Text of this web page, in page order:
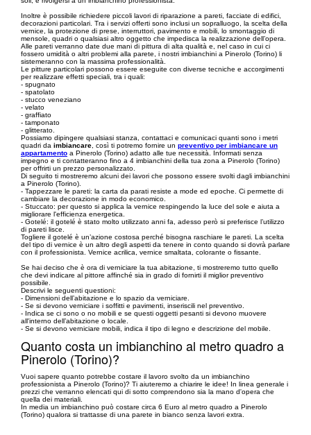
Inoltre è possibile richiedere piccoli lavori di riparazione a pareti, facciate di edifici,
decorazioni particolari. Tra i servizi offerti sono inclusi un sopralluogo, la scelta della
vernice, la protezione di prese, interruttori, pavimento e mobili, lo smontaggio di
mensole, quadri o qualsiasi altro oggetto che impedisca la realizzazione dell’opera.
Alle pareti verranno date due mani di pittura di alta qualità e, nel caso in cui ci
fossero umidità o altri problemi alla parete, i nostri imbianchini a Pinerolo (Torino) li
sistemeranno con la massima professionalità.
Le pitture particolari possono essere eseguite con diverse tecniche e accorgimenti
per realizzare effetti speciali, tra i quali:
- spugnato
- spatolato
- stucco veneziano
- velato
- graffiato
- tamponato
- glitterato.
Possiamo dipingere qualsiasi stanza, contattaci e comunicaci quanti sono i metri
quadri da imbiancare , così ti potremo fornire un preventivo per imbiancare un
appartamento a Pinerolo (Torino) adatto alle tue necessità. Informati senza
impegno e ti contatteranno fino a 4 imbianchini della tua zona a Pinerolo (Torino)
per offrirti un prezzo personalizzato.
Di seguito ti mostreremo alcuni dei lavori che possono essere svolti dagli imbianchini
a Pinerolo (Torino).
- Tappezzare le pareti: la carta da parati resiste a mode ed epoche. Ci permette di
cambiare la decorazione in modo economico.
- Stuccato: per questo si applica la vernice respingendo la luce del sole e aiuta a
migliorare l'efficienza energetica.
- Gotelé: il gotelé è stato molto utilizzato anni fa, adesso però si preferisce l’utilizzo
di pareti lisce.
Togliere il gotelé è un’azione costosa perché bisogna raschiare le pareti. La scelta
del tipo di vernice è un altro degli aspetti da tenere in conto quando si dovrà parlare
con il professionista. Vernice acrilica, vernice smaltata, colorante o fissante.
Se hai deciso che è ora di verniciare la tua abitazione, ti mostreremo tutto quello
che devi indicare al pittore affinché sia in grado di fornirti il miglior preventivo
possibile.
Descrivi le seguenti questioni:
- Dimensioni dell’abitazione e lo spazio da verniciare.
- Se si devono verniciare i soffitti e pavimenti, inseriscili nel preventivo.
- Indica se ci sono o no mobili e se questi oggetti pesanti si devono muovere
all'interno dell’abitazione o locale.
- Se si devono verniciare mobili, indica il tipo di legno e descrizione del mobile.
Quanto costa un imbianchino al metro quadro a
Pinerolo (Torino)?
Vuoi sapere quanto potrebbe costare il lavoro svolto da un imbianchino
professionista a Pinerolo (Torino)? Ti aiuteremo a chiarire le idee! In linea generale i
prezzi che verranno elencati qui di sotto comprendono sia la mano d'opera che
quella dei materiali.
In media un imbianchino può costare circa 6 Euro al metro quadro a Pinerolo
(Torino) qualora si trattasse di una parete in bianco senza lavori extra.